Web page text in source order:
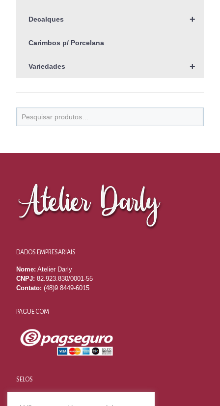
+
Decalques
Carimbos p/ Porcelana
+
Variedades
DADOS EMPRESARIAIS
Nome: Atelier Darly
CNPJ: 82.923.830/0001-55
Contato: (48)9 8449-6015
PAGUE COM
SELOS